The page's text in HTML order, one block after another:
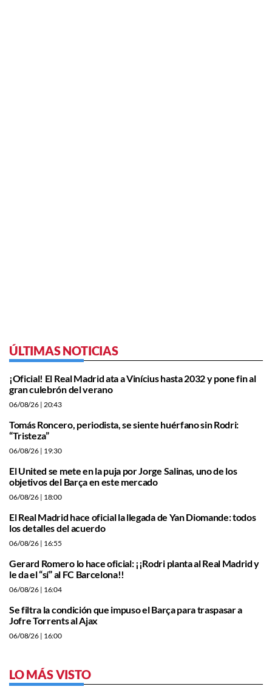
ÚLTIMAS NOTICIAS
¡Oficial! El Real Madrid ata a Vinícius hasta 2032 y pone fin al
gran culebrón del verano
06/08/26 | 20:43
Tomás Roncero, periodista, se siente huérfano sin Rodri:
“Tristeza”
06/08/26 | 19:30
El United se mete en la puja por Jorge Salinas, uno de los
objetivos del Barça en este mercado
06/08/26 | 18:00
El Real Madrid hace oficial la llegada de Yan Diomande: todos
los detalles del acuerdo
06/08/26 | 16:55
Gerard Romero lo hace oficial: ¡¡Rodri planta al Real Madrid y
le da el “sí” al FC Barcelona!!
06/08/26 | 16:04
Se filtra la condición que impuso el Barça para traspasar a
Jofre Torrents al Ajax
06/08/26 | 16:00
LO MÁS VISTO